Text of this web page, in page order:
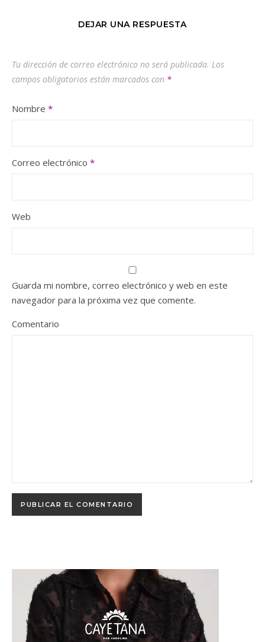
DEJAR UNA RESPUESTA
Tu dirección de correo electrónico no será publicada. Los
campos obligatorios están marcados con *
Nombre *
Correo electrónico *
Web
Guarda mi nombre, correo electrónico y web en este
navegador para la próxima vez que comente.
Comentario